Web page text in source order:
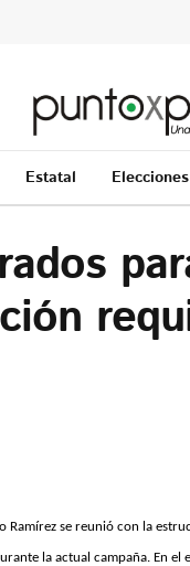
Estatal
Ramírez se reunió con la
la actual campaña. En el